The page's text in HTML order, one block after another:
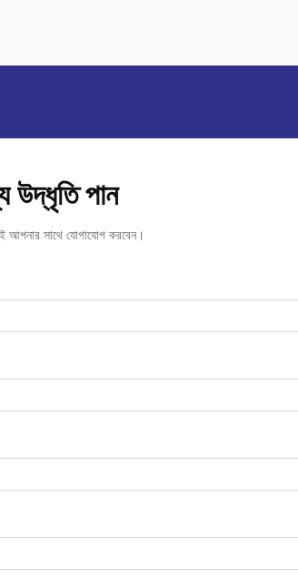
উদ্ধৃতি পান
আপনার সাথে যোগাযোগ করবেন।